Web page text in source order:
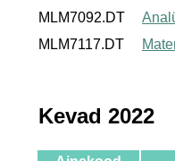
MLM7092.DT
MLM7117.DT
Kevad 2022